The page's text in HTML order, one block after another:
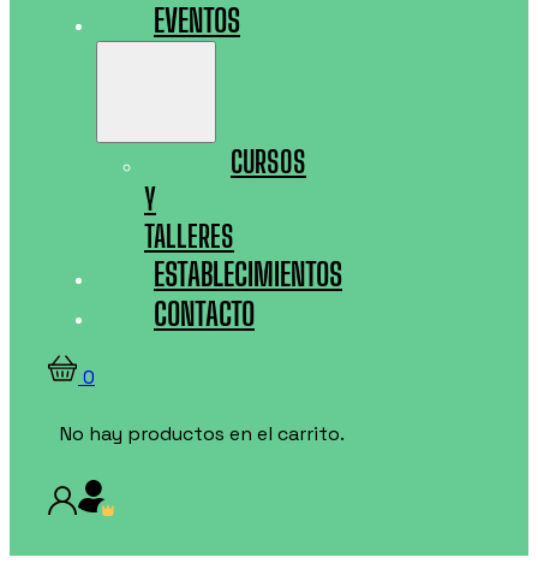
EVENTOS
CURSOS
Y
TALLERES
ESTABLECIMIENTOS
CONTACTO
0
No hay productos en el carrito.